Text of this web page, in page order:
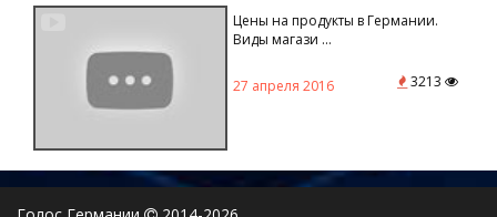
Цены на продукты в Германии.
Виды магази ...
27 апреля 2016 3213